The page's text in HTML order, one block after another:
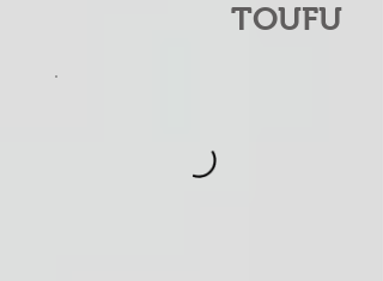
TOUFU